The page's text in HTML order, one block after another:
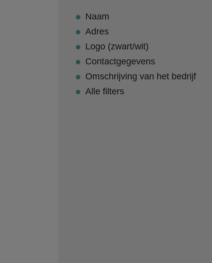
Naam
Adres
Logo (zwart/wit)
Contactgegevens
Omschrijving van het bedrijf
Alle filters